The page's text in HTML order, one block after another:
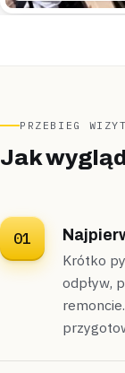
„Podczas
PRZEBIEG
Jak
01
Krótko
odpływ,